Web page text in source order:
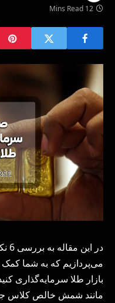
12 Mins Read
می‌پردازیم که به شما کمک
بازار طلا سرمایه‌گذاری
مانند شمش خالص کلاس